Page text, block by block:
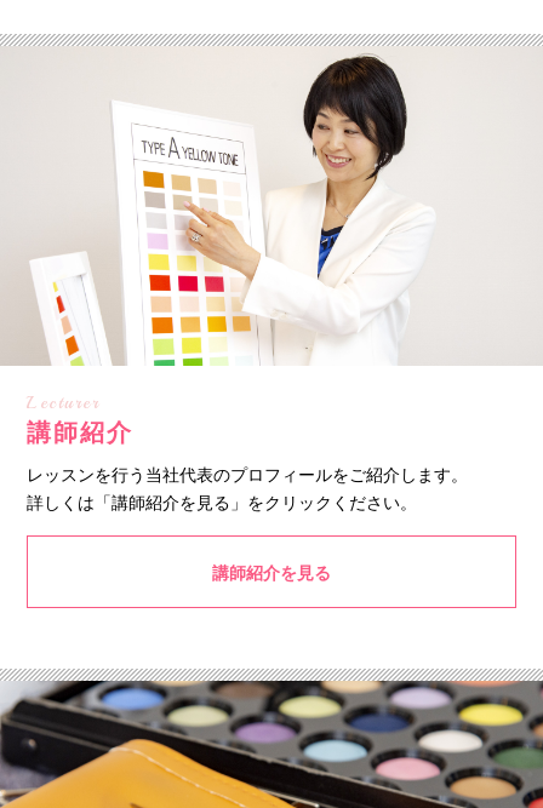
Lecturer
講師紹介
レッスンを行う当社代表のプロフィールをご紹介します。
詳しくは「講師紹介を見る」をクリックください。
講師紹介を見る